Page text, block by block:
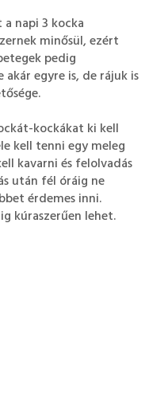
napi 3 kocka
minősül, ezért
pedig
egyre is, de rájuk is
kockákat ki kell
kell tenni egy meleg
kavarni és felolvadás
után fél óráig ne
érdemes inni.
kúraszerűen lehet.